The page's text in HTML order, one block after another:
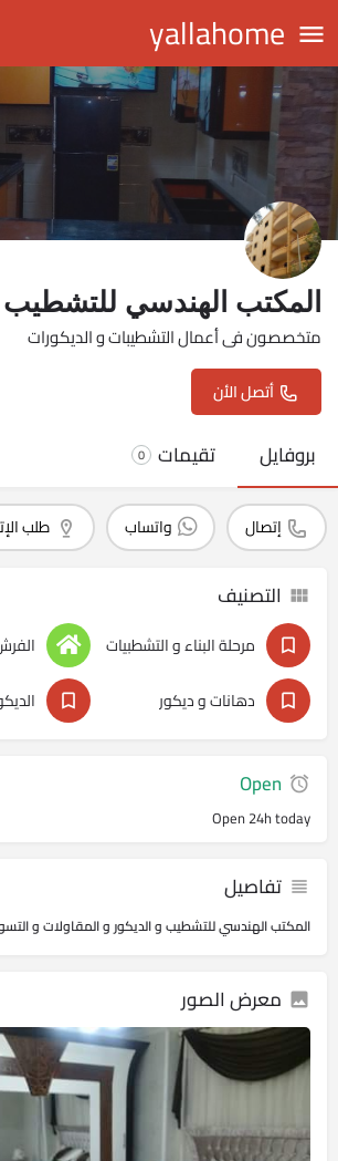
yallahome
المكتب الهندسي للتشطيب
متخصصون فى أعمال التشطيبات و الديكورات
أتصل الأن
بروفايل تقيمات 0
إتصال واتساب طلب
التصنيف
مرحلة البناء و التشطبيات
دهانات و ديكور
Open
Open 24h today
تفاصيل
المكتب الهندسي للتشطيب و الديكور و المقاولات و
معرض الصور